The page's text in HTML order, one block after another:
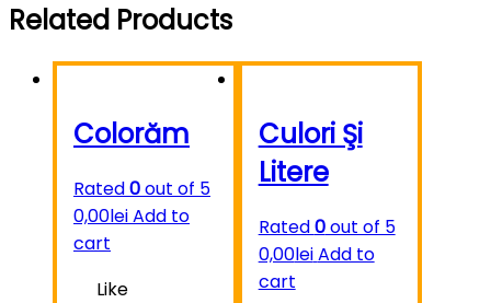
Related Products
Colorăm
Rated0out of 5
0,00leiAdd to
cart
Like
Culori Şi
Litere
Rated0out of 5
0,00leiAdd to
cart